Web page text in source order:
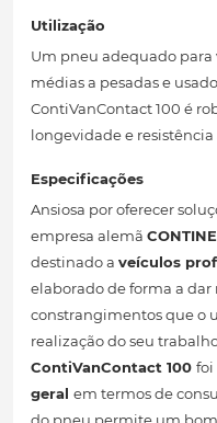
Utilização
Um pneu adequado para
médias a pesadas e
ContiVanContact 100 é
longevidade e
Especificações
Ansiosa por oferecer
empresa alemã
destinado a veículos
elaborado de forma a dar
constrangimentos que o
realização do seu
ContiVanContact 100 foi
geral em termos de